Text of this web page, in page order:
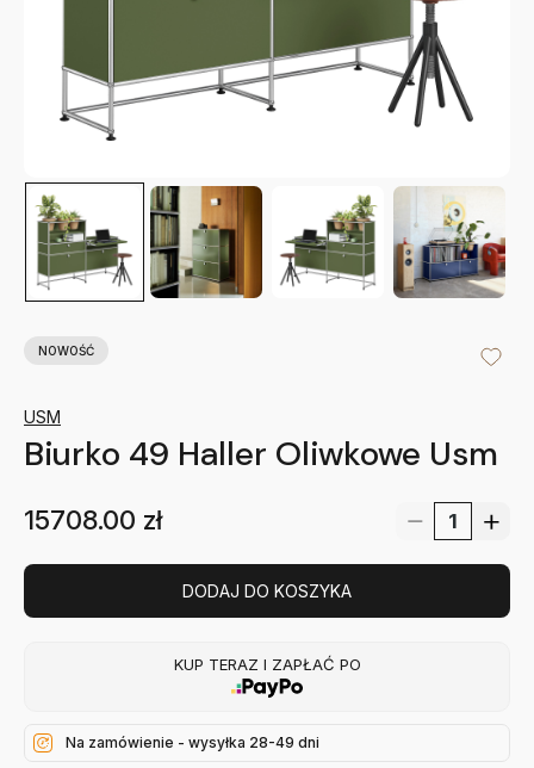
NOWOŚĆ
USM
Biurko 49 Haller Oliwkowe Usm
15708.00 zł
DODAJ DO KOSZYKA
KUP TERAZ I ZAPŁAĆ PO
Na zamówienie - wysyłka 28-49 dni